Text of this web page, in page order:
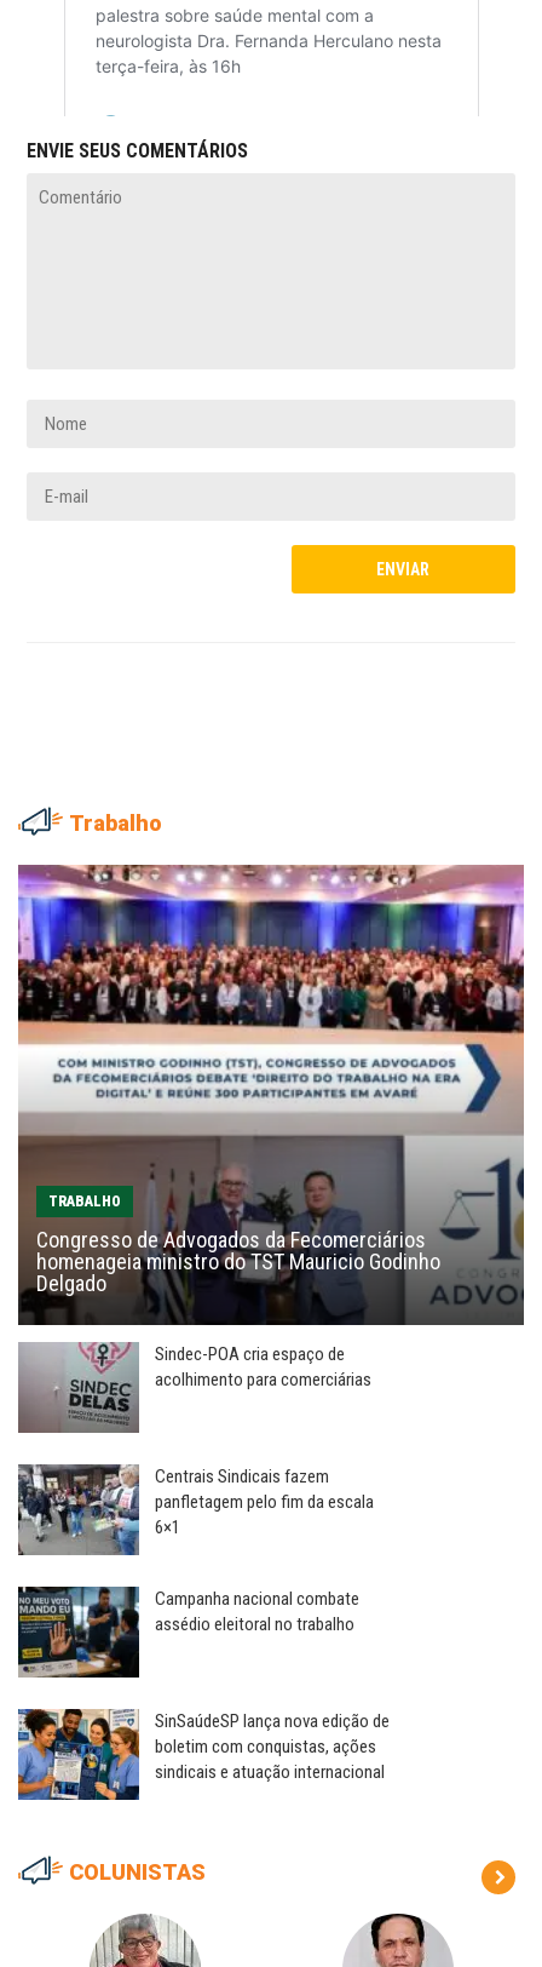
ENVIE SEUS COMENTÁRIOS
Trabalho
TRABALHO
Congresso de Advogados da Fecomerciários
homenageia ministro do TST Mauricio Godinho
Delgado
Sindec-POA cria espaço de
acolhimento para comerciárias
Centrais Sindicais fazem
panfletagem pelo fim da escala
6×1
Campanha nacional combate
assédio eleitoral no trabalho
SinSaúdeSP lança nova edição de
boletim com conquistas, ações
sindicais e atuação internacional
COLUNISTAS